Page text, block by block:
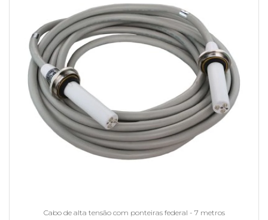
Cabo de alta tensão com ponteiras federal - 7 metros